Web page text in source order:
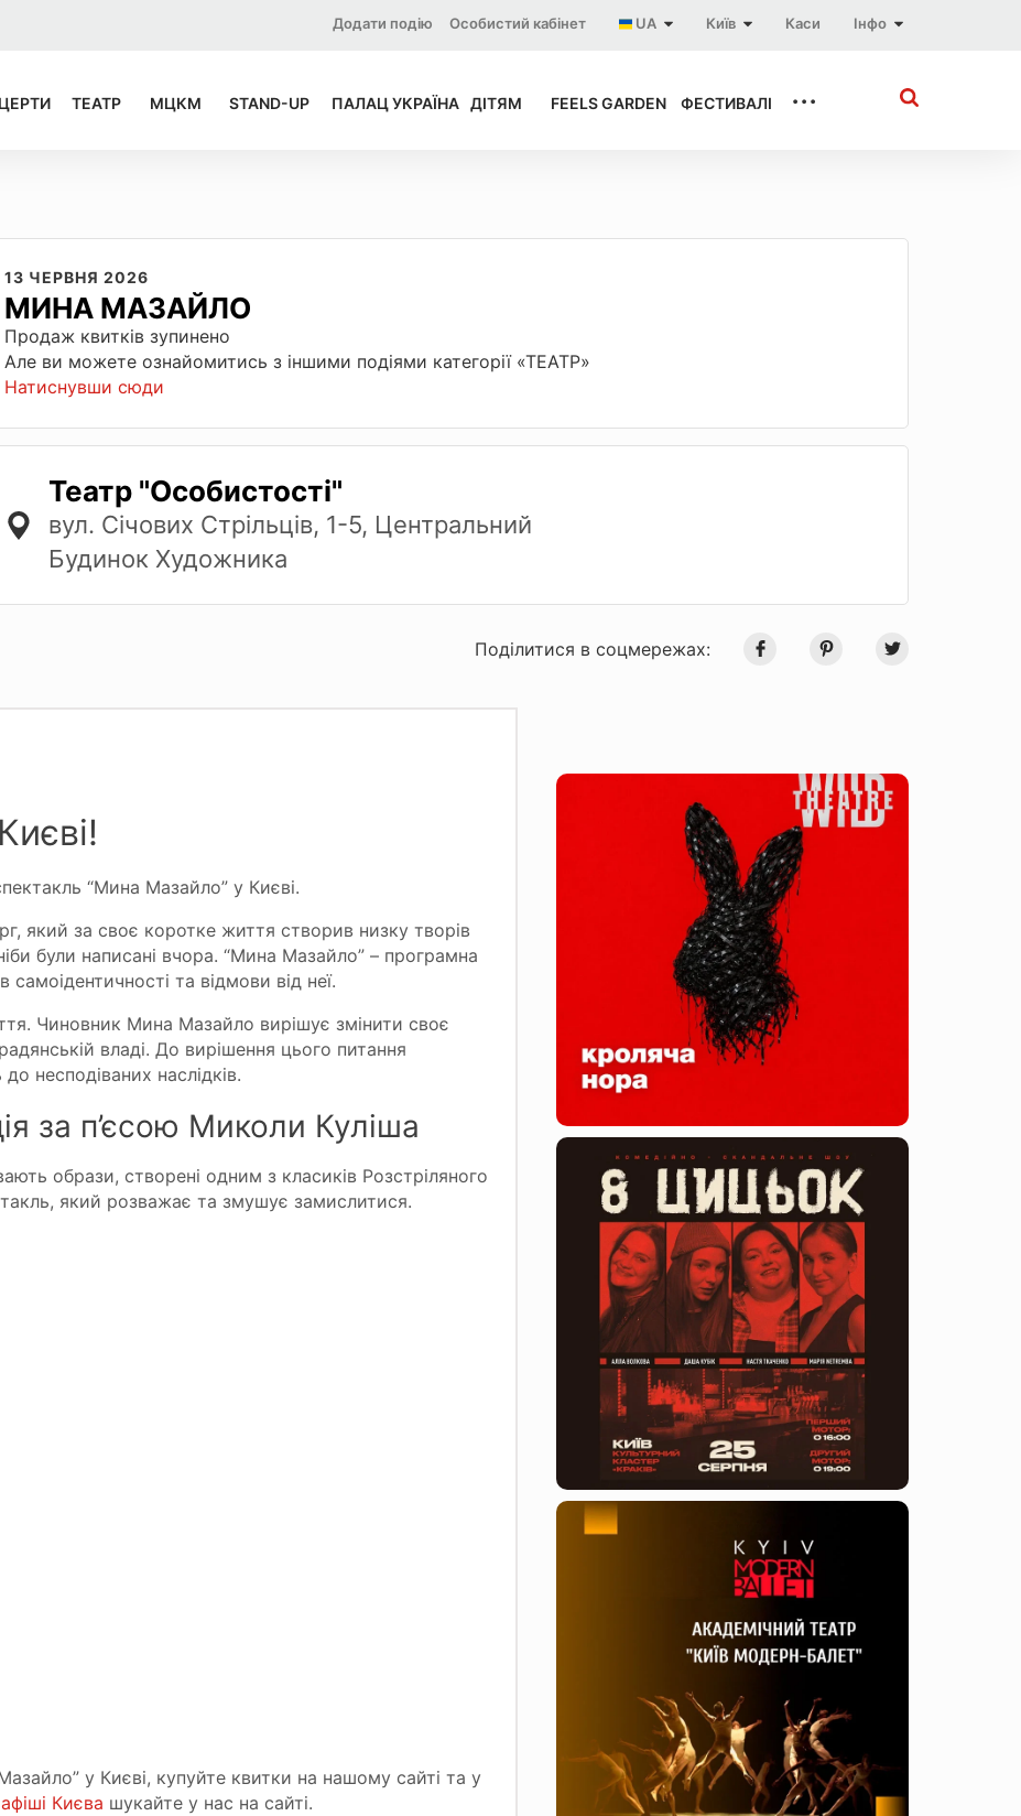
Інфо
Каси
Київ
UA
Особистий кабінет
Додати подію
ТЕАТР МЦКМ STAND-UP ПАЛАЦ УКРАЇНА ДІТЯМ FEELS GARDEN ФЕСТИВАЛІ ...
13 ЧЕРВНЯ 2026
МИНА МАЗАЙЛО
Продаж квитків зупинено
Але ви можете ознайомитись з іншими подіями категорії «ТЕАТР»
Натиснувши сюди
Театр "Особистості"
вул. Січових Стрільців, 1-5, Центральний
Будинок Художника
Поділитися в соцмережах:
“Мина Мазайло” у Києві.
який за своє коротке життя створив низку творів
були написані вчора. “Мина Мазайло” – програмна
та відмови від неї.
Чиновник Мина Мазайло вирішує змінити своє
владі. До вирішення цього питання
несподіваних наслідків.
за п’єсою Миколи Куліша
образи, створені одним з класиків Розстріляного
який розважає та змушує замислитися.
у Києві, купуйте квитки на нашому сайті та у
Києва шукайте у нас на сайті.